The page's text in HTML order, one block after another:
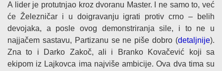
A lider je protutnjao kroz dvoranu Master. I ne samo to, već
će Železničar i u doigravanju igrati protiv crno – belih
devojaka, a posle ovog demonstriranja sile, i to ne u
najjačem sastavu, Partizanu se ne piše dobro (detaljnije).
Zna to i Darko Zakoč, ali i Branko Kovačević koji sa
ekipom iz Lajkovca ima najviše ambicije. Ova dva tima su